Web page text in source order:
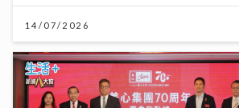
14/07/2026